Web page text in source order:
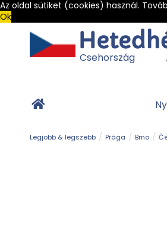
Az oldal sütiket (cookies) használ.
Ok
Csehország
Legjobb & legszebb Prága Brno